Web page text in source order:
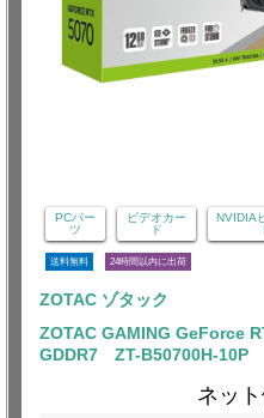
PCパー
ツ
ビデオカー
ド
NVIDIA
送料無料 24時間以内に出荷
ZOTAC ゾタック
ZOTAC GAMING GeForce
GDDR7 ZT-B50700H-10P
ネット